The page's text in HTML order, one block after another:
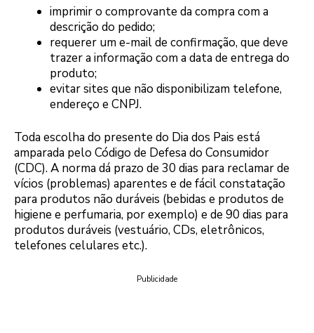
imprimir o comprovante da compra com a
descrição do pedido;
requerer um e-mail de confirmação, que deve
trazer a informação com a data de entrega do
produto;
evitar sites que não disponibilizam telefone,
endereço e CNPJ.
Toda escolha do presente do Dia dos Pais está
amparada pelo Código de Defesa do Consumidor
(CDC). A norma dá prazo de 30 dias para reclamar de
vícios (problemas) aparentes e de fácil constatação
para produtos não duráveis (bebidas e produtos de
higiene e perfumaria, por exemplo) e de 90 dias para
produtos duráveis (vestuário, CDs, eletrônicos,
telefones celulares etc.).
Publicidade